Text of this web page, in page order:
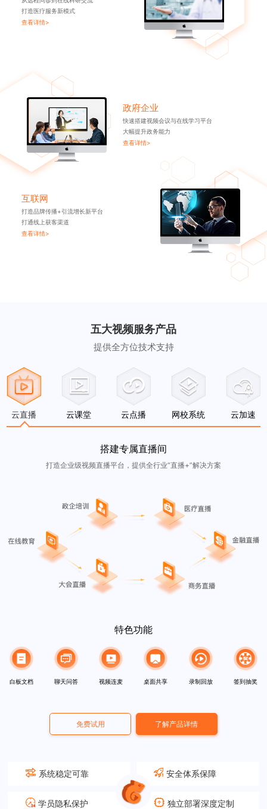
打造医疗服务新模式
查看详情>
政府企业
快速搭建视频会议与在线学习平台
大幅提升政务能力
查看详情>
互联网
打造品牌传播+引流增长新平台
打通线上获客渠道
查看详情>
五大视频服务产品
提供全方位技术支持
云直播 云课堂 云点播 网校系统 云加速
搭建专属直播间
打造企业级视频直播平台，提供全行业“直播+”解决方案
特色功能
白板文档 聊天问答 视频连麦 桌面共享 录制回放 签到抽奖
免费试用 了解产品详情
系统稳定可靠 安全体系保障
学员隐私保护 独立部署深度定制